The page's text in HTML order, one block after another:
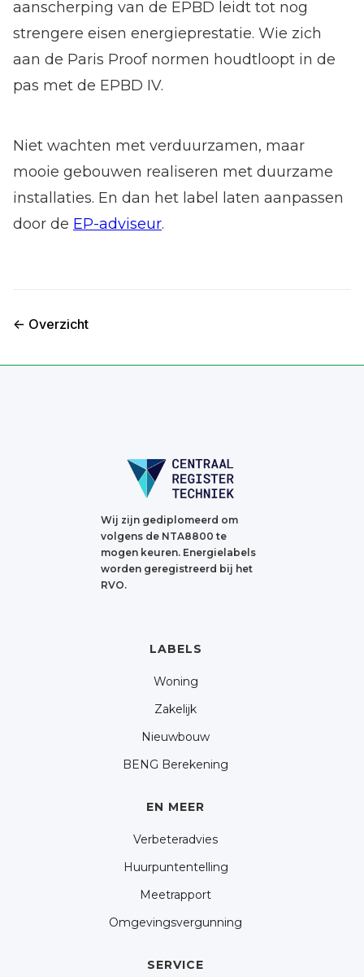
aanscherping van de EPBD leidt tot nog
strengere eisen energieprestatie. Wie zich
aan de Paris Proof normen houdtloopt in de
pas met de EPBD IV.
Niet wachten met verduurzamen, maar
mooie gebouwen realiseren met duurzame
installaties. En dan het label laten aanpassen
door de EP-adviseur.
<- Overzicht
Wij zijn gediplomeerd om
volgens de NTA8800 te
mogen keuren. Energielabels
worden geregistreerd bij het
RVO.
LABELS
Woning
Zakelijk
Nieuwbouw
BENG Berekening
EN MEER
Verbeteradvies
Huurpuntentelling
Meetrapport
Omgevingsvergunning
SERVICE